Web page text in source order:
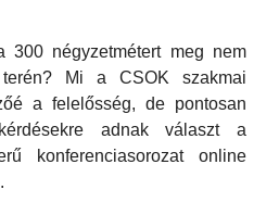
300 négyzetmétert meg nem
terén? Mi a CSOK szakmai
a felelősség, de pontosan
adnak választ a
konferenciasorozat online